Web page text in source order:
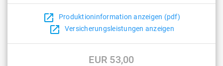
open_in_new Produktioninformation anzeigen (pdf)
open_in_new Versicherungsleistungen anzeigen
EUR 53,00